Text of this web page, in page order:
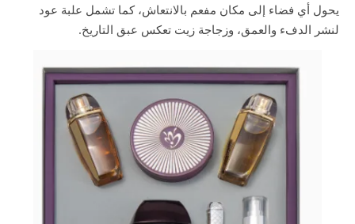
يحول أي فضاء إلى مكان مفعم بالانتعاش، كما تشمل علبة عود
لنشر الدفء والعمق، وزجاجة زيت تعكس عبق التاريخ.